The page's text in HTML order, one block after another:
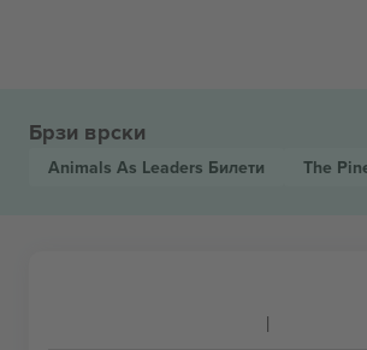
Брзи врски
Animals As Leaders Билети The